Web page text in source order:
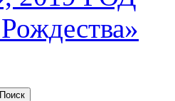
Поиск